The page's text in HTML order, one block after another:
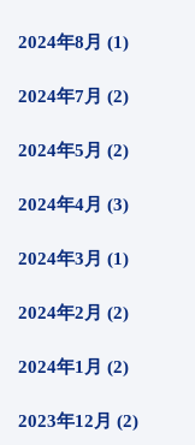
2024年8月 (1)
2024年7月 (2)
2024年5月 (2)
2024年4月 (3)
2024年3月 (1)
2024年2月 (2)
2024年1月 (2)
2023年12月 (2)